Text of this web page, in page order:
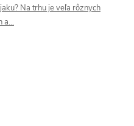
Na trhu je veľa rôznych
a...